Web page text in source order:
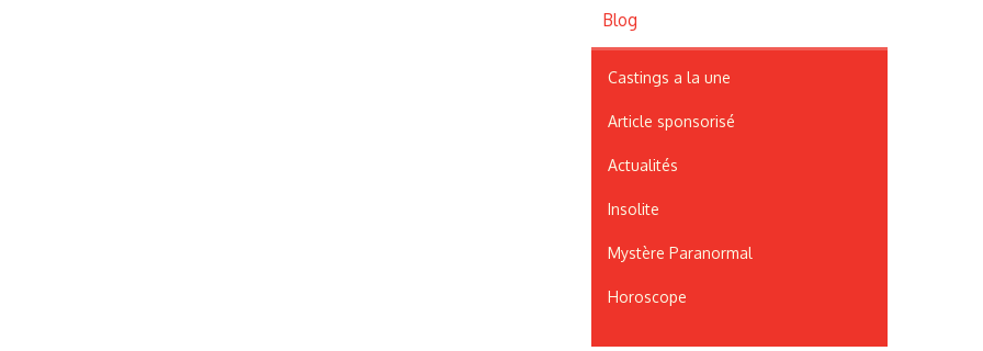
Blog
Castings a la une
Article sponsorisé
Actualités
Insolite
Mystère Paranormal
Horoscope